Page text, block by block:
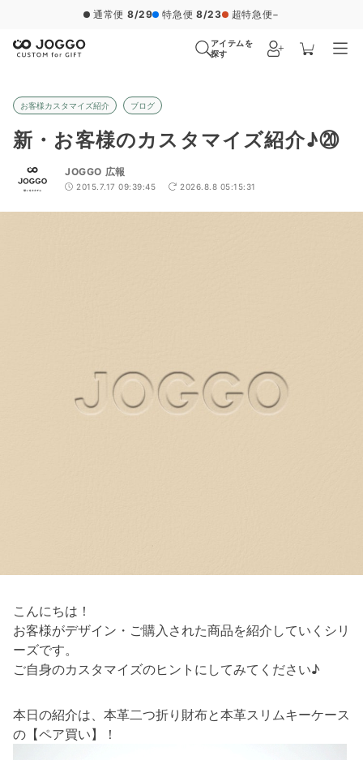
通常便 8/29 特急便 8/23 超特急便−
アイテムを
探す
お客様カスタマイズ紹介 ブログ
新・お客様のカスタマイズ紹介♪⑳
JOGGO 広報
2015.7.17 09:39:45 2026.8.8 05:15:31
こんにちは！
お客様がデザイン・ご購入された商品を紹介していくシリ
ーズです。
ご自身のカスタマイズのヒントにしてみてください♪
本日の紹介は、本革二つ折り財布と本革スリムキーケース
の【ペア買い】！